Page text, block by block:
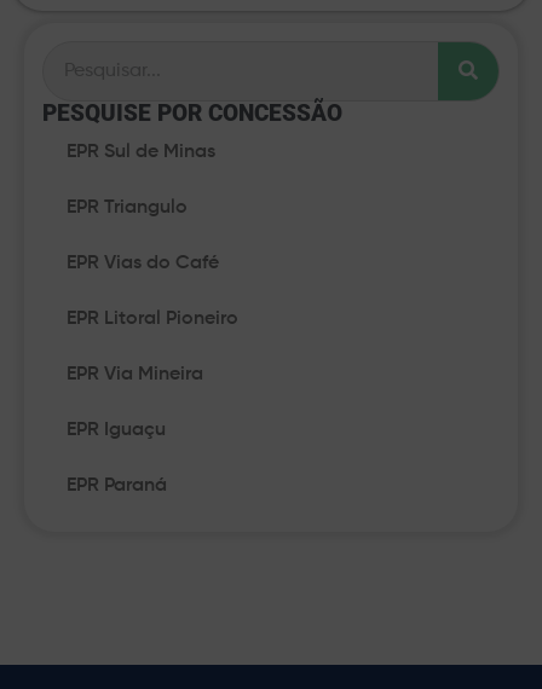
PESQUISE POR CONCESSÃO​
EPR Sul de Minas
EPR Triangulo
EPR Vias do Café
EPR Litoral Pioneiro
EPR Via Mineira
EPR Iguaçu
EPR Paraná